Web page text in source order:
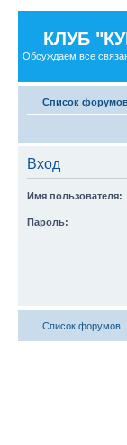
КЛУБ
Обсуждаем все
Список
Вход
Имя пользователя:
Пароль:
Список форумов